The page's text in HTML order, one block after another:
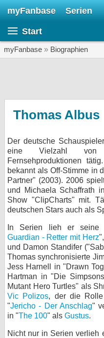
myFanbase Serien
Start
myFanbase » Biographien
Thomas Albus
Der deutsche
eine Vielzahl von
Fernsehproduktionen
bekannt als Off-Stimme in
Partner" (2003). 2006
und Michaela Schaffrath
Show "ClipCharts" mit.
deutschen Stars auch als
In Serien lieh er seine
Guardian - Retter mit Herz
und Damon Standifer
Thomas synchronisierte
Jess Harnell in "Drawn
Hartman in "Die
Mutant Hero Turtles" als
Vic Polizos, der die
"Jericho - Der Anschlag"
in "The 100" als Gustus.
Nicht nur in Serien verlieh